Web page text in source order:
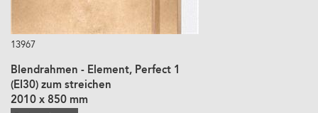
13967
Blendrahmen - Element, Perfect 1
(EI30) zum streichen
2010 x 850 mm